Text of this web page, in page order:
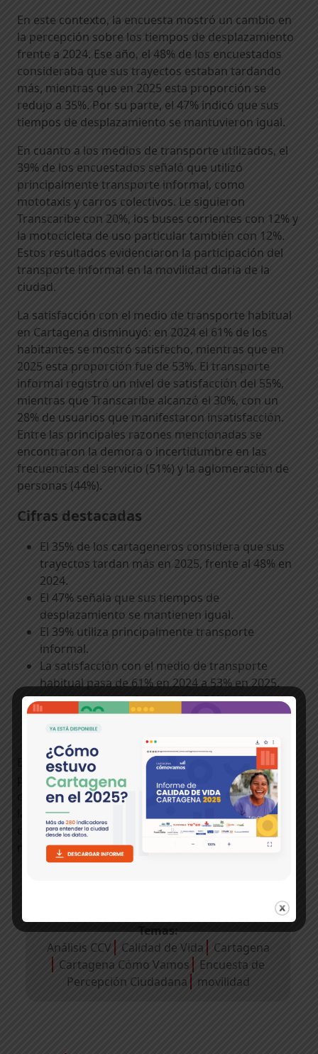
En este contexto, la encuesta mostró un cambio en
la percepción sobre los tiempos de desplazamiento
frente a 2024. Ese año, el 48% de los encuestados
consideraba que sus trayectos estaban tardando
más, mientras que en 2025 esta proporción se
redujo a 35%. Por su parte, el 47% indicó que sus
tiempos de desplazamiento se mantuvieron igual.
En cuanto a los medios de transporte utilizados, el
39% de los encuestados señaló que utilizó
principalmente transporte informal, como
mototaxis y carros colectivos. Le siguieron
Transcaribe con 20%, los buses corrientes con 12% y
la motocicleta de uso particular también con 12%.
Estos resultados evidenciaron la participación del
transporte informal en la movilidad diaria de la
ciudad.
La satisfacción con el medio de transporte habitual
en Cartagena disminuyó: en 2024 el 61% de los
habitantes se mostró satisfecho, mientras que en
2025 esta proporción fue de 53%. El transporte
informal registró un nivel de satisfacción del 55%,
mientras que Transcaribe alcanzó el 30%, con un
28% de usuarios que manifestaron insatisfacción.
Entre las principales razones mencionadas se
encontraron la demora o incertidumbre en las
frecuencias del servicio (51%) y la aglomeración de
personas (44%).
Cifras destacadas
El 35% de los cartageneros considera que sus
trayectos tardan más en 2025, frente al 48% en
2024.
El 47% señala que sus tiempos de
desplazamiento se mantienen igual.
El 39% utiliza principalmente transporte
informal.
La satisfacción con el medio de transporte
habitual pasa de 61% en 2024 a 53% en 2025.
La demora en las frecuencias (51%) y la
aglomeración (44%) son las principales razones
de insatisfacción.
Estos resultados permiten identificar aspectos a
priorizar para mejorar la percepción de los
cartageneros sobre la movilidad de la ciudad, como
la experiencia de los usuarios de Transcaribe, las
condiciones del servicio y el papel que cumplen los
modos de transporte informal en la ciudad.
Temas:
Análisis CCV
Calidad de Vida
Cartagena
Cartagena Cómo Vamos
Encuesta de
Percepción Ciudadana
movilidad